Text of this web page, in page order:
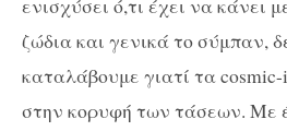
ενισχύσει ό,τι έχει να κάνει
ζώδια και γενικά το σύμπαν,
καταλάβουμε γιατί τα cosmic-
στην κορυφή των τάσεων. Με